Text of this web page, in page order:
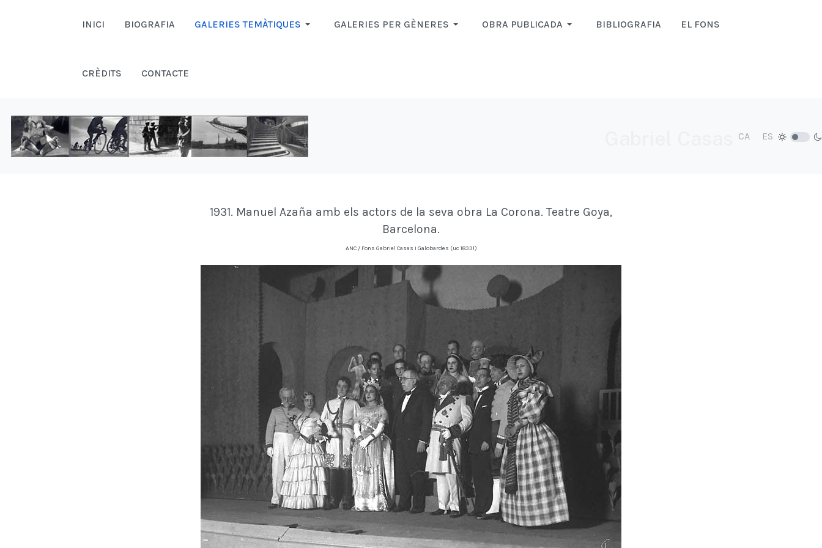
INICI BIOGRAFIA GALERIES TEMÀTIQUES GALERIES PER GÈNERES OBRA PUBLICADA BIBLIOGRAFIA EL FONS
CRÈDITS CONTACTE
Seleccioni el seu
CA ES
1931. Manuel Azaña amb els actors de la seva obra La Corona. Teatre Goya,
Barcelona.
ANC / Fons Gabriel Casas i Galobardes (uc 18331)